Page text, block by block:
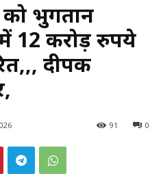
को भुगतान
12 करोड़ रुपये
दीपक
0
91